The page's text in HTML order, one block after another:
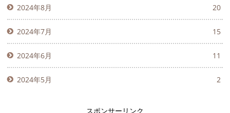
2024年8月 20
2024年7月 15
2024年6月 11
2024年5月 2
スポンサーリンク